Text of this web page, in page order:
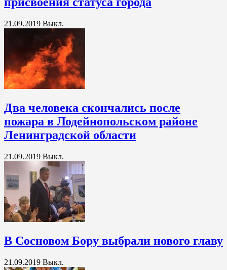
21.09.2019 Выкл.
Два человека скончались после
пожара в Лодейнопольском районе
Ленинградской области
21.09.2019 Выкл.
В Сосновом Бору выбрали нового главу
21.09.2019 Выкл.